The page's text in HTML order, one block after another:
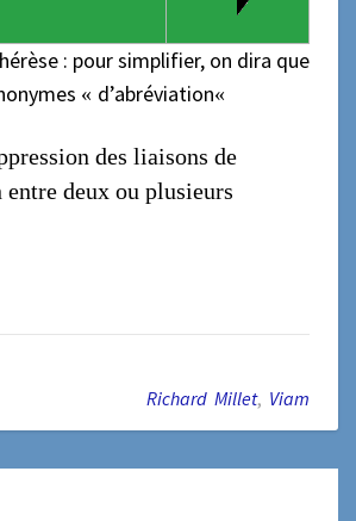
: pour simplifier, on dira que
« d’abréviation«
des liaisons de
deux ou plusieurs
Richard Millet, Viam